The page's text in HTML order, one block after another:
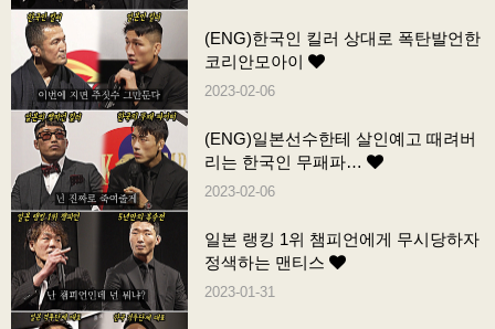
(ENG)한국인 킬러 상대로 폭탄발언한
코리안모아이
2023-02-06
(ENG)일본선수한테 살인예고 때려버
리는 한국인 무패파…
2023-02-06
일본 랭킹 1위 챔피언에게 무시당하자
정색하는 맨티스
2023-01-31